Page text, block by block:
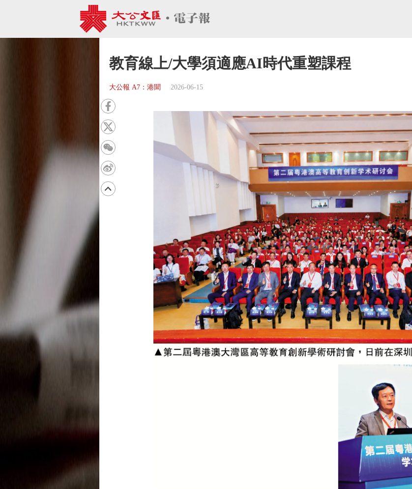
教育線上/大學須適應AI時代重塑課程
大公報 A7：港聞 2026-06-15